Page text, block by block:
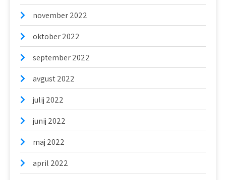
november 2022
oktober 2022
september 2022
avgust 2022
julij 2022
junij 2022
maj 2022
april 2022